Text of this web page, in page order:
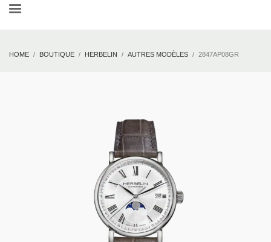
HOME BOUTIQUE HERBELIN AUTRES MODÈLES 2847AP08GR